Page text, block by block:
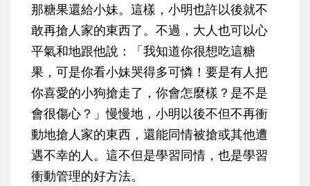
那糖果還給小妹。這樣，小明也許以後就不
敢再搶人家的東西了。不過，大人也可以心
平氣和地跟他說：「我知道你很想吃這糖
果，可是你看小妹哭得多可憐！要是有人把
你喜愛的小狗搶走了，你會怎麼樣？是不是
會很傷心？」慢慢地，小明以後不但不再衝
動地搶人家的東西，還能同情被搶或其他遭
遇不幸的人。這不但是學習同情，也是學習
衝動管理的好方法。